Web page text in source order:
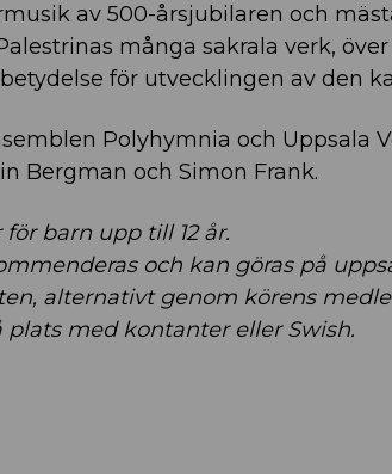
av 500-årsjubilaren och
många sakrala verk,
för utvecklingen av den
Polyhymnia och Uppsala
Bergman och Simon Frank.
barn upp till 12 år.
och kan göras på
alternativt genom körens
med kontanter eller Swish.